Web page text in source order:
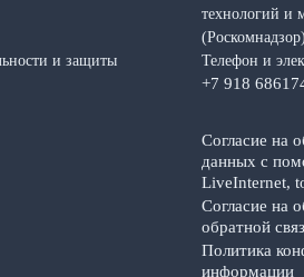
и защиты
технологий и
(Роскомнадзор)
Телефон и
+7 918
Согласие на
данных с
LiveInternet,
Согласие на
обратной
Политика
информации